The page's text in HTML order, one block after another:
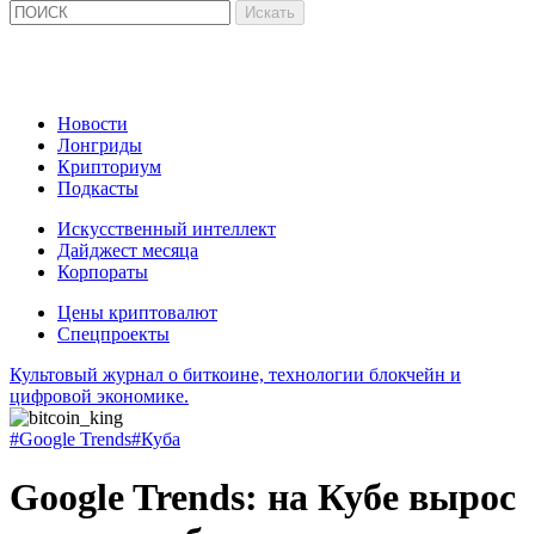
Новости
Лонгриды
Крипториум
Подкасты
Искусственный интеллект
Дайджест месяца
Корпораты
Цены криптовалют
Спецпроекты
Культовый журнал о биткоине, технологии блокчейн и
цифровой экономике.
#Google Trends#Куба
Google Trends: на Кубе вырос